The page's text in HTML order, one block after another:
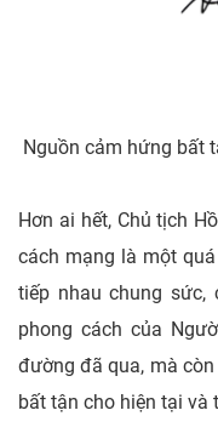
Nguồn cảm hứng bất
Hơn ai hết, Chủ tịch
cách mạng là một
tiếp nhau chung sức,
phong cách của
đường đã qua, mà
bất tận cho hiện tại và